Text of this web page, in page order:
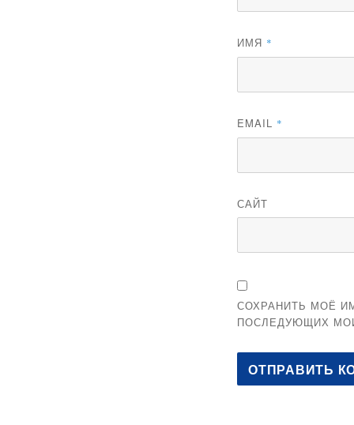
ИМЯ *
EMAIL *
САЙТ
СОХРАНИТЬ МОЁ
ПОСЛЕДУЮЩИХ